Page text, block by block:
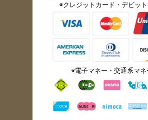
◉クレジットカード・デビッ
◉電子マネー・交通系マネ